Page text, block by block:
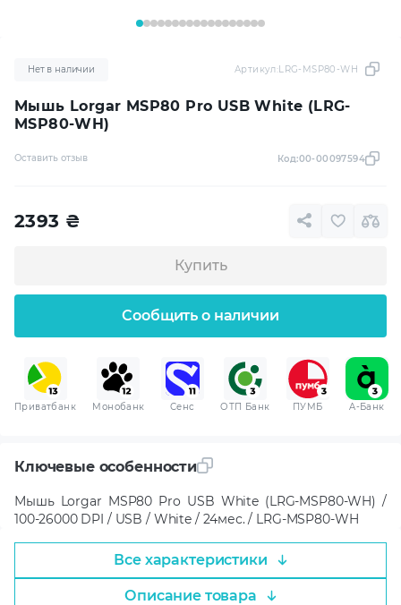
Мышь Lorgar MSP80 Pro USB White (LRG-
MSP80-WH)
Нет в наличии Артикул:LRG-MSP80-WH
Оставить отзыв Код:00-00097594
2393 ₴
Купить
Сообщить о наличии
Приватбанк Монобанк Сенс ОТП Банк ПУМБ A-Банк
Ключевые особенности
Мышь Lorgar MSP80 Pro USB White (LRG-MSP80-WH) /
100-26000 DPI / USB / White / 24мес. / LRG-MSP80-WH
Все характеристики
Описание товара